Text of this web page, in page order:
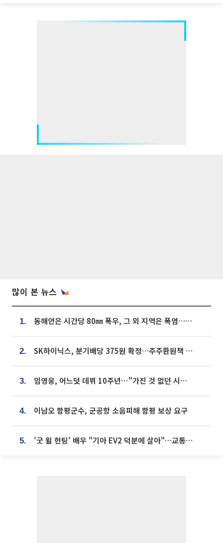
많이 본 뉴스
1. 동해안은 시간당 80㎜ 폭우, 그 외 지역은 폭염…‘극과 극 날씨’
2. SK하이닉스, 분기배당 375원 확정…주주환원책 9월로 앞당겨 발표
3. 임영웅, 어느덧 데뷔 10주년⋯"가진 것 없던 시절, 내 앞엔 20명의 팬뿐"
4. 이남오 함평군수, 군공항 소음피해 함평 보상 요구
5. '굿 윌 헌팅' 배우 "기아 EV2 덕분에 살아"…교통사고 후 안전성 극찬